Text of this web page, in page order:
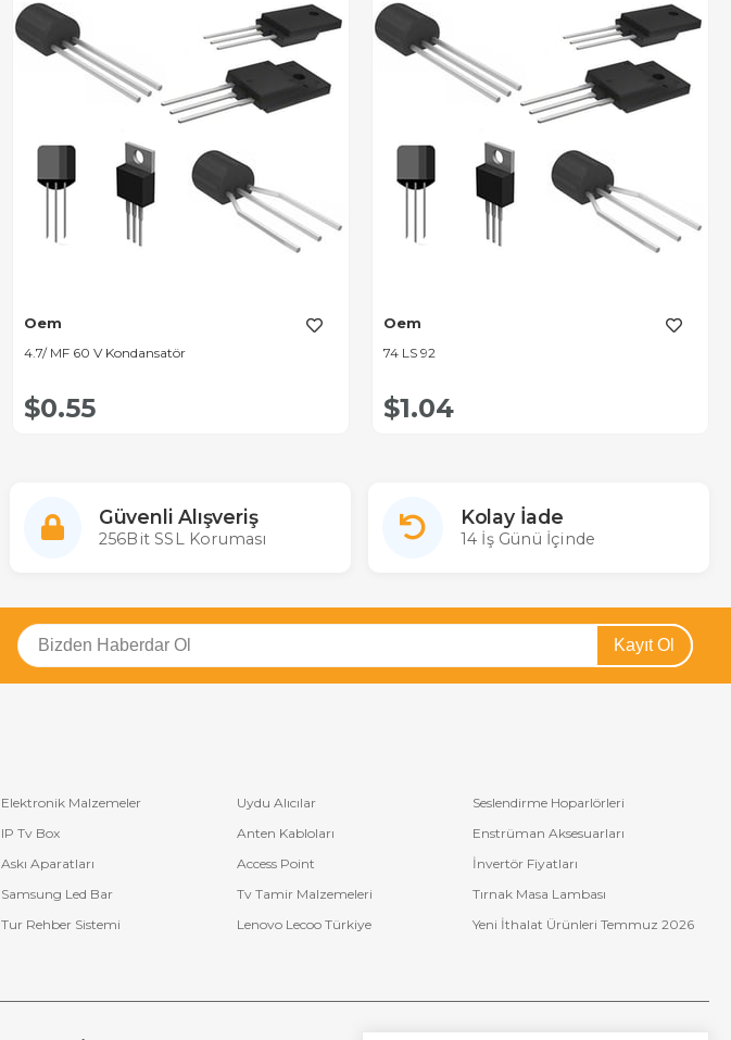
Oem
4.7/ MF 60 V Kondansatör
$0.55
Oem
74 LS 92
$1.04
Güvenli Alışveriş
256Bit SSL Koruması
Kolay İade
14 İş Günü İçinde
Kayıt Ol
Elektronik Malzemeler Uydu Alıcılar
Seslendirme Hoparlörleri
IP Tv Box Anten Kabloları
Enstrüman Aksesuarları
Askı Aparatları Access Point
İnvertör Fiyatları
Samsung Led Bar Tv Tamir Malzemeleri
Tırnak Masa Lambası
Tur Rehber Sistemi Lenovo Lecoo Türkiye Yeni İthalat Ürünleri Temmuz 2026